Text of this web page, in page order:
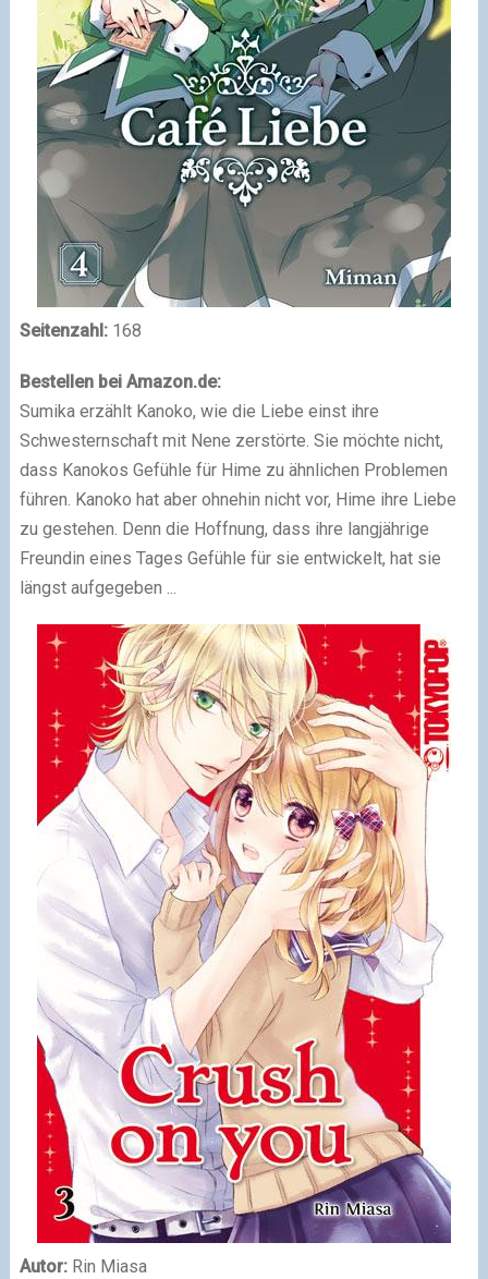
Seitenzahl:168
Bestellen bei Amazon.de:
Sumika erzählt Kanoko, wie die Liebe einst ihre
Schwesternschaft mit Nene zerstörte. Sie möchte nicht,
dass Kanokos Gefühle für Hime zu ähnlichen Problemen
führen. Kanoko hat aber ohnehin nicht vor, Hime ihre Liebe
zu gestehen. Denn die Hoffnung, dass ihre langjährige
Freundin eines Tages Gefühle für sie entwickelt, hat sie
längst aufgegeben ...
Autor:Rin Miasa